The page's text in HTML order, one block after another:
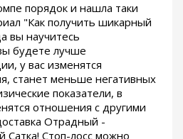
порядок и нашла таки
"Как получить шикарный
вы научитесь
будете лучше
у вас изменятся
станет меньше негативных
показатели, в
отношения с другими
Отрадный -
Сатка! Стоп-лосс можно